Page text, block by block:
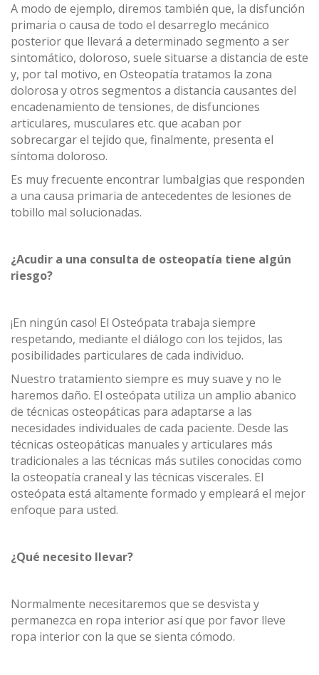
A modo de ejemplo, diremos también que, la disfunción
primaria o causa de todo el desarreglo mecánico
posterior que llevará a determinado segmento a ser
sintomático, doloroso, suele situarse a distancia de este
y, por tal motivo, en Osteopatía tratamos la zona
dolorosa y otros segmentos a distancia causantes del
encadenamiento de tensiones, de disfunciones
articulares, musculares etc. que acaban por
sobrecargar el tejido que, finalmente, presenta el
síntoma doloroso.
Es muy frecuente encontrar lumbalgias que responden
a una causa primaria de antecedentes de lesiones de
tobillo mal solucionadas.
¿Acudir a una consulta de osteopatía tiene algún
riesgo?
¡En ningún caso! El Osteópata trabaja siempre
respetando, mediante el diálogo con los tejidos, las
posibilidades particulares de cada individuo.
Nuestro tratamiento siempre es muy suave y no le
haremos daño. El osteópata utiliza un amplio abanico
de técnicas osteopáticas para adaptarse a las
necesidades individuales de cada paciente. Desde las
técnicas osteopáticas manuales y articulares más
tradicionales a las técnicas más sutiles conocidas como
la osteopatía craneal y las técnicas viscerales. El
osteópata está altamente formado y empleará el mejor
enfoque para usted.
¿Qué necesito llevar?
Normalmente necesitaremos que se desvista y
permanezca en ropa interior así que por favor lleve
ropa interior con la que se sienta cómodo.